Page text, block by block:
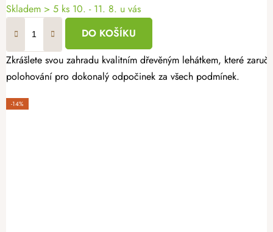
Skladem > 5 ks 10. - 11. 8. u vás
DO KOŠÍKU
Zkrášlete svou zahradu kvalitním dřevěným lehátkem, které
polohování pro dokonalý odpočinek za všech podmínek.
-14%